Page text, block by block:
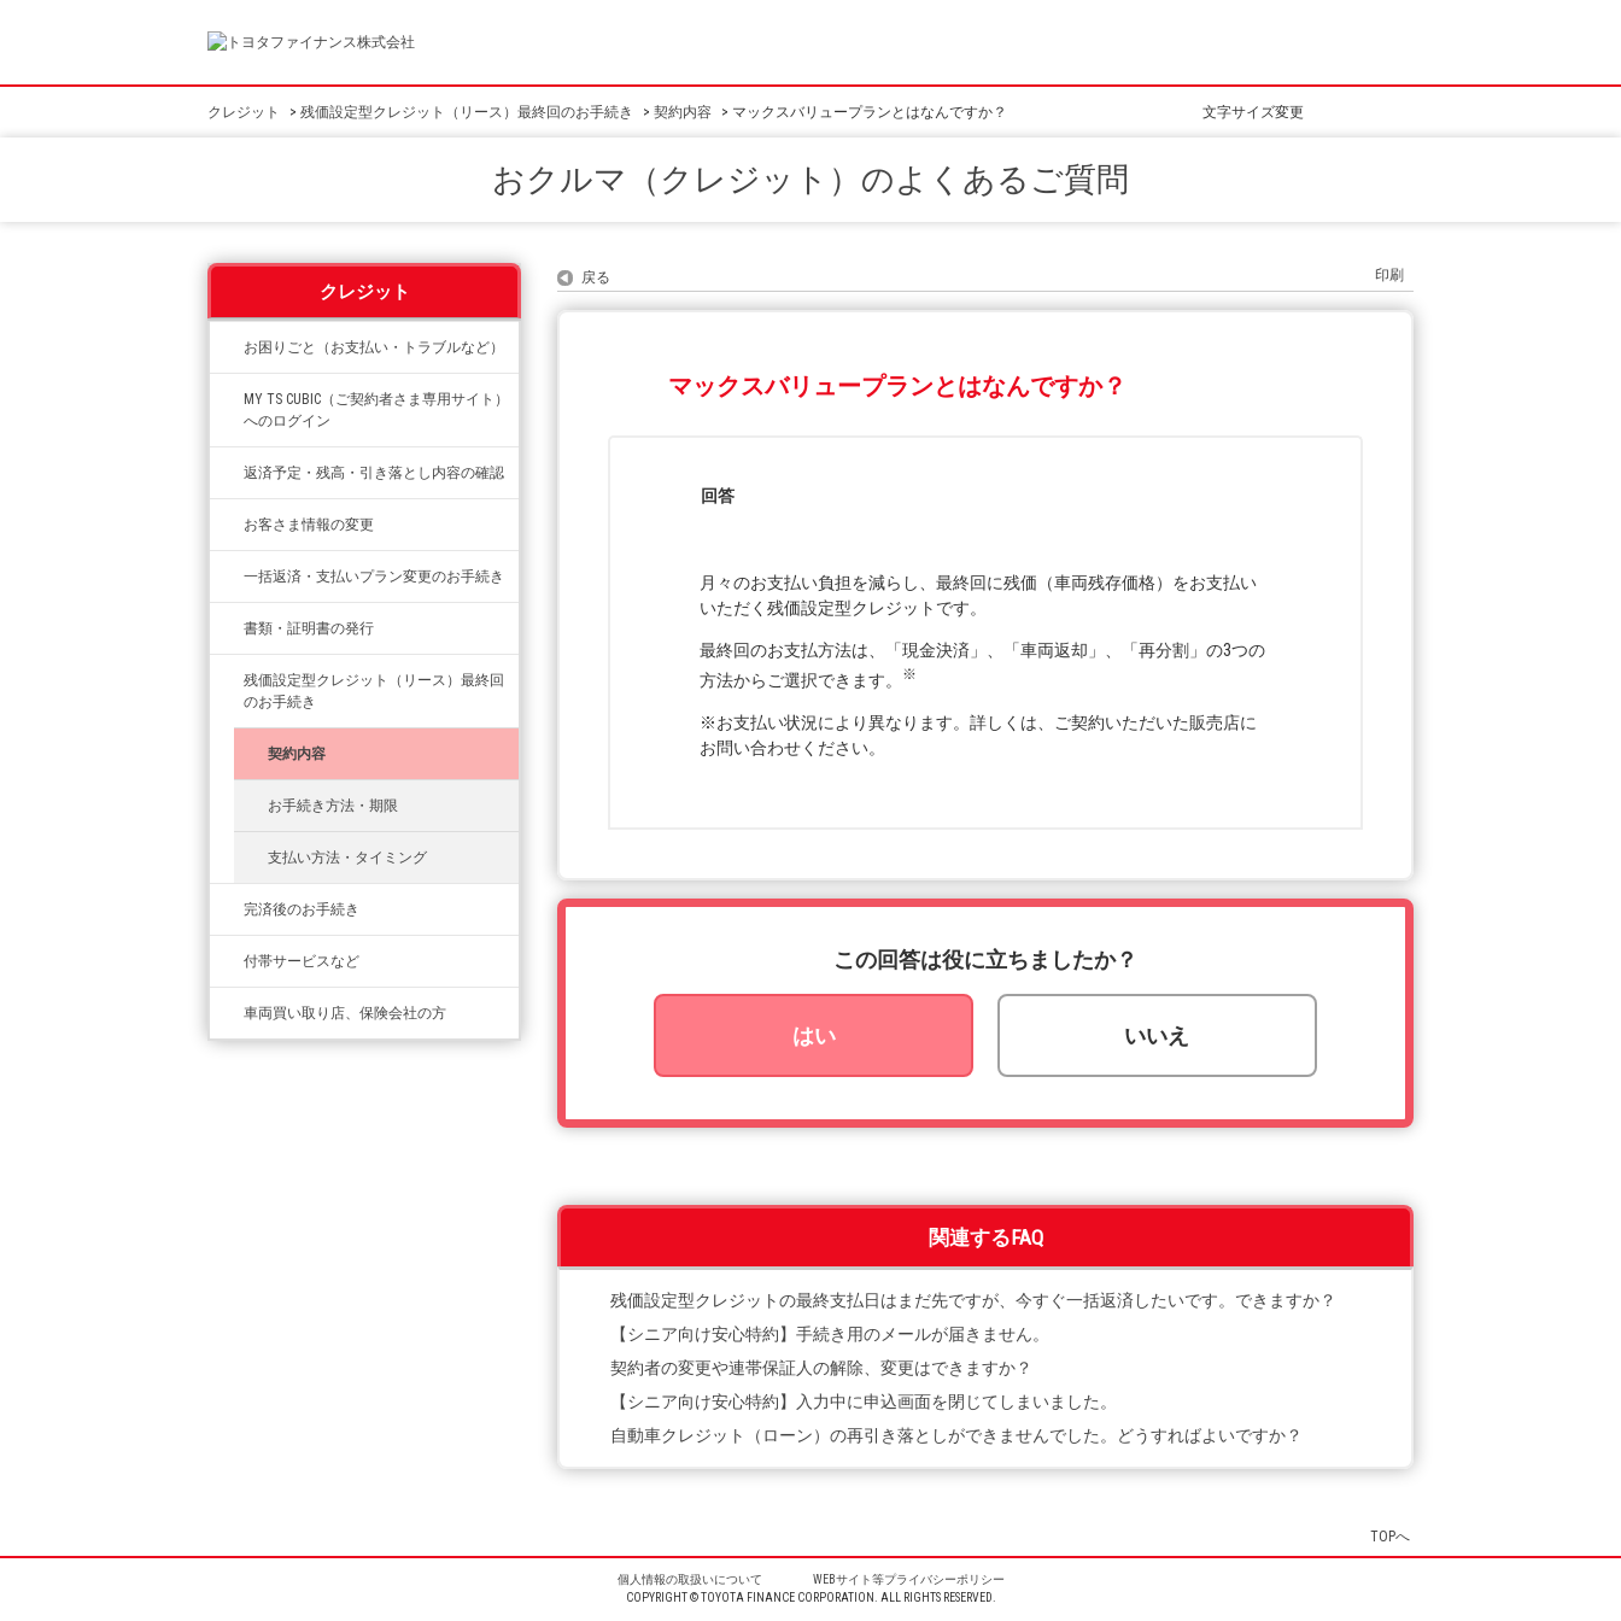
文字サイズ変更
クレジット > 残価設定型クレジット（リース）最終回のお手続き > 契約内容 > マックスバリュープランとはなんですか？
クレジット
お困りごと（お支払い・トラブルなど）
MY TS CUBIC（ご契約者さま専用サイト）
へのログイン
返済予定・残高・引き落とし内容の確認
お客さま情報の変更
一括返済・支払いプラン変更のお手続き
書類・証明書の発行
残価設定型クレジット（リース）最終回
のお手続き
契約内容
お手続き方法・期限
支払い方法・タイミング
完済後のお手続き
付帯サービスなど
車両買い取り店、保険会社の方
おクルマ（クレジット）のよくあるご質問
戻る 印刷
マックスバリュープランとはなんですか？
回答
月々のお支払い負担を減らし、最終回に残価（車両残存価格）をお支払い
いただく残価設定型クレジットです。
最終回のお支払方法は、「現金決済」、「車両返却」、「再分割」の3つの
方法からご選択できます。
※
※お支払い状況により異なります。詳しくは、ご契約いただいた販売店に
お問い合わせください。
この回答は役に立ちましたか？
はい いいえ
関連するFAQ
残価設定型クレジットの最終支払日はまだ先ですが、今すぐ一括返済したいです。できますか？
【シニア向け安心特約】手続き用のメールが届きません。
契約者の変更や連帯保証人の解除、変更はできますか？
【シニア向け安心特約】入力中に申込画面を閉じてしまいました。
自動車クレジット（ローン）の再引き落としができませんでした。どうすればよいですか？
TOPへ
個人情報の取扱いについて
WEBサイト等プライバシーポリシー
COPYRIGHT © TOYOTA FINANCE CORPORATION. ALL RIGHTS RESERVED.